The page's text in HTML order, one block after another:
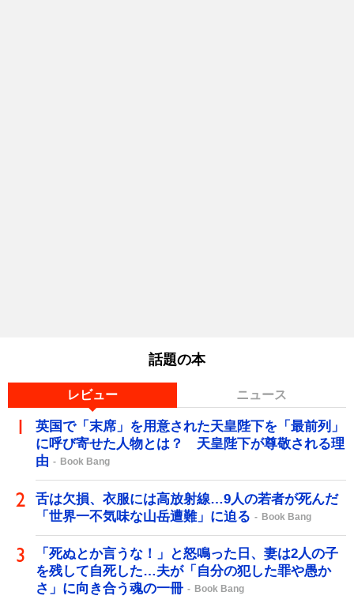
話題の本
レビュー ニュース
英国で「末席」を用意された天皇陛下を「最前列」
に呼び寄せた人物とは？ 天皇陛下が尊敬される理
由
Book Bang
舌は欠損、衣服には高放射線…9人の若者が死んだ
「世界一不気味な山岳遭難」に迫る
Book Bang
「死ぬとか言うな！」と怒鳴った日、妻は2人の子
を残して自死した…夫が「自分の犯した罪や愚か
さ」に向き合う魂の一冊
Book Bang